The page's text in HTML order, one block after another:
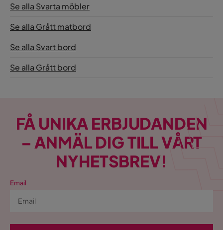
Se alla Svarta möbler
Se alla Grått matbord
Se alla Svart bord
Se alla Grått bord
FÅ UNIKA ERBJUDANDEN
– ANMÄL DIG TILL VÅRT
NYHETSBREV!
Email